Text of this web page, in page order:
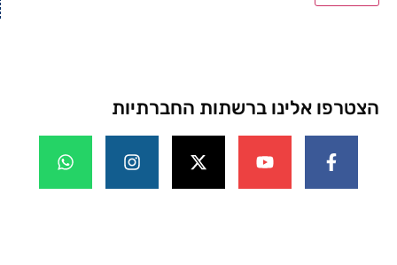
הצטרפו אלינו ברשתות החברתיות